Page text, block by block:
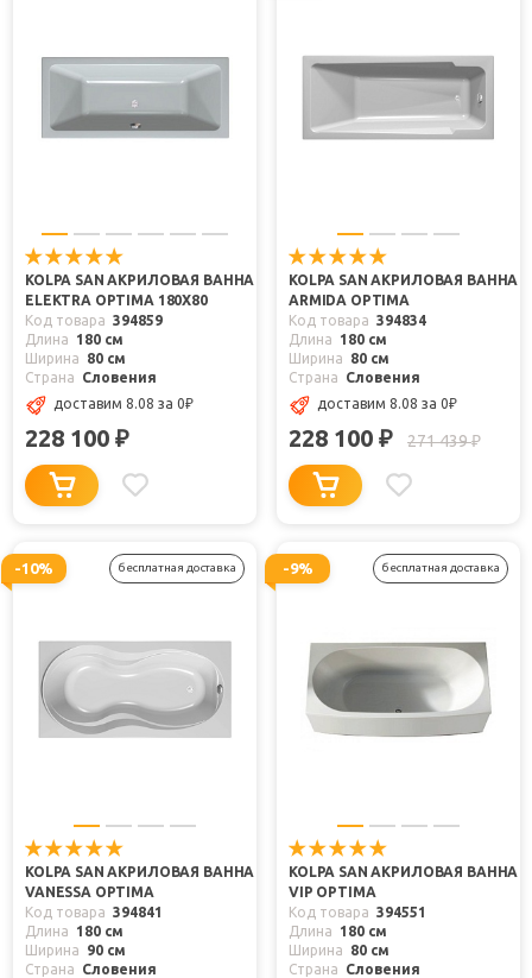
KOLPA SAN АКРИЛОВАЯ ВАННА
ELEKTRA OPTIMA 180X80
Код товара 394859
Длина
180 см
Ширина
80 см
Страна
Словения
доставим 8.08 за 0₽
228 100 ₽
KOLPA SAN АКРИЛОВАЯ ВАННА
ARMIDA OPTIMA
Код товара 394834
Длина
180 см
Ширина
80 см
Страна
Словения
доставим 8.08 за 0₽
228 100 ₽ 271 439₽
-10% бесплатная доставка
KOLPA SAN АКРИЛОВАЯ ВАННА
VANESSA OPTIMA
Код товара 394841
Длина
180 см
Ширина
90 см
Страна
Словения
-9% бесплатная доставка
KOLPA SAN АКРИЛОВАЯ ВАННА
VIP OPTIMA
Код товара 394551
Длина
180 см
Ширина
80 см
Страна
Словения